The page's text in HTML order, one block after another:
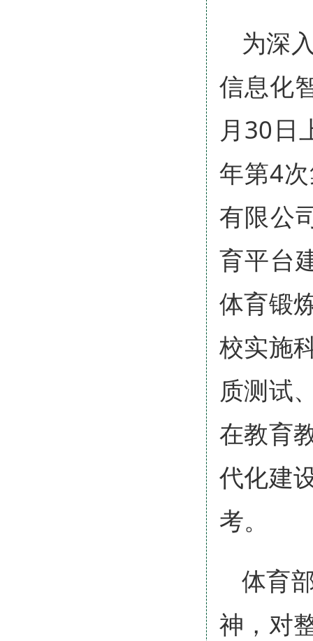
为深
信息化
月30日
年第4
有限公
育平台
体育锻
校实施
质测试
在教育
代化建
考。
体育
神，对